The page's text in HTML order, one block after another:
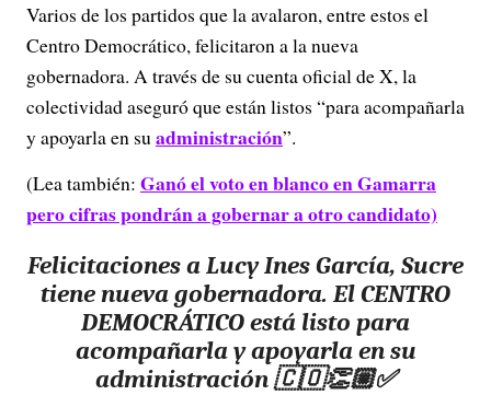
Varios de los partidos que la avalaron, entre estos el
Centro Democrático, felicitaron a la nueva
gobernadora. A través de su cuenta oficial de X, la
colectividad aseguró que están listos “para acompañarla
y apoyarla en suadministración”.
(Lea también: Ganó el voto en blanco en Gamarra
pero cifras pondrán a gobernar a otro candidato)
Felicitaciones a Lucy Ines García, Sucre
tiene nueva gobernadora. El CENTRO
DEMOCRÁTICO está listo para
acompañarla y apoyarla en su
administración 🇨🇴👏🏼✅